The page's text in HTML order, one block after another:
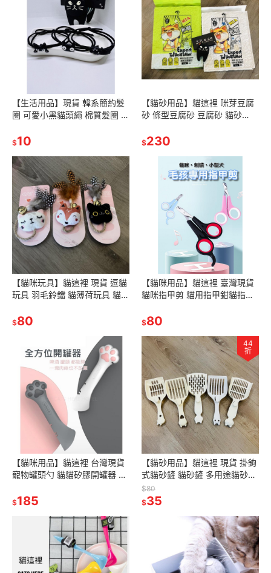
【生活用品】現貨 韓系簡約髮
圈 可愛小黑貓頭繩 棉質髮圈 可
$10
【貓砂用品】貓這裡 咪芽豆腐
砂 條型豆腐砂 豆腐砂 貓砂
可沖馬桶
$230
【貓咪玩具】貓這裡 現貨 逗貓
玩具 羽毛鈴鐺 貓薄荷玩具 貓咪
$80
【貓咪用品】貓這裡 臺灣現貨
貓咪指甲剪 貓用指甲鉗貓指甲
$80
【貓咪用品】貓這裡 台灣現貨
寵物罐頭勺 貓貓矽膠開罐器 貓
$185
44
折
【貓砂用品】貓這裡 現貨 掛鉤
式貓砂鏟 貓砂鏟 多用途貓砂鏟
大孔貓砂鏟
$80
$35